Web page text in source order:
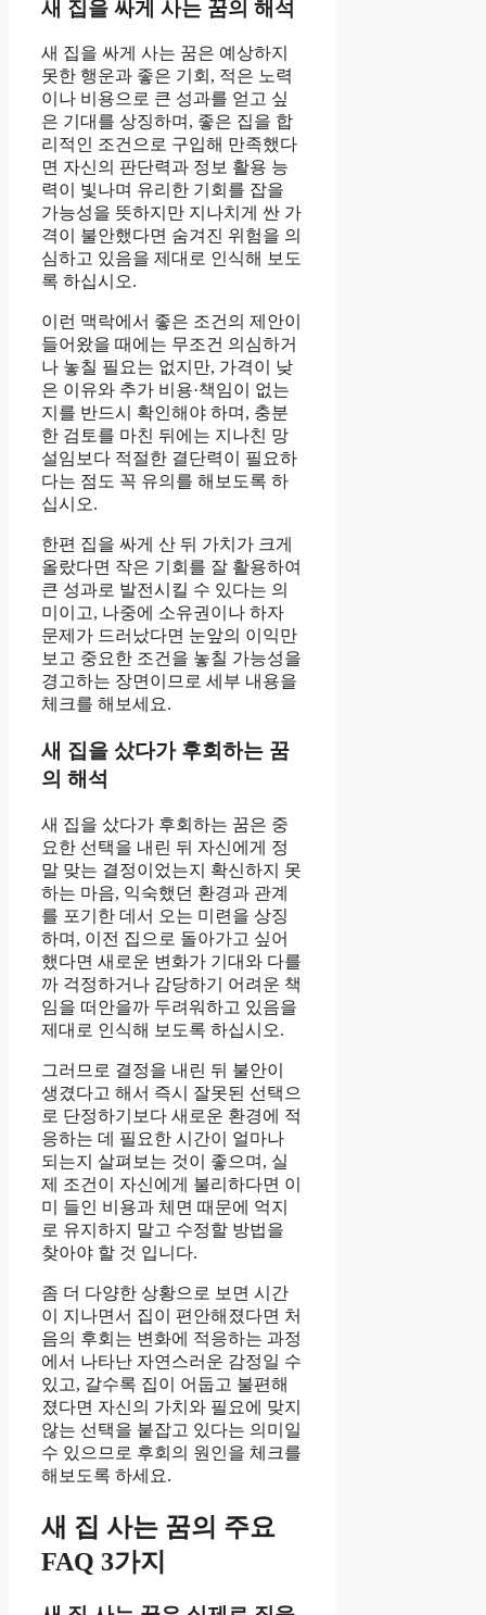
새 집을 싸게 사는 꿈의 해석
새 집을 싸게 사는 꿈은 예상하지
못한 행운과 좋은 기회, 적은 노력
이나 비용으로 큰 성과를 얻고 싶
은 기대를 상징하며, 좋은 집을 합
리적인 조건으로 구입해 만족했다
면 자신의 판단력과 정보 활용 능
력이 빛나며 유리한 기회를 잡을
가능성을 뜻하지만 지나치게 싼 가
격이 불안했다면 숨겨진 위험을 의
심하고 있음을 제대로 인식해 보도
록 하십시오.
이런 맥락에서 좋은 조건의 제안이
들어왔을 때에는 무조건 의심하거
나 놓칠 필요는 없지만, 가격이 낮
은 이유와 추가 비용·책임이 없는
지를 반드시 확인해야 하며, 충분
한 검토를 마친 뒤에는 지나친 망
설임보다 적절한 결단력이 필요하
다는 점도 꼭 유의를 해보도록 하
십시오.
한편 집을 싸게 산 뒤 가치가 크게
올랐다면 작은 기회를 잘 활용하여
큰 성과로 발전시킬 수 있다는 의
미이고, 나중에 소유권이나 하자
문제가 드러났다면 눈앞의 이익만
보고 중요한 조건을 놓칠 가능성을
경고하는 장면이므로 세부 내용을
체크를 해보세요.
새 집을 샀다가 후회하는 꿈
의 해석
새 집을 샀다가 후회하는 꿈은 중
요한 선택을 내린 뒤 자신에게 정
말 맞는 결정이었는지 확신하지 못
하는 마음, 익숙했던 환경과 관계
를 포기한 데서 오는 미련을 상징
하며, 이전 집으로 돌아가고 싶어
했다면 새로운 변화가 기대와 다를
까 걱정하거나 감당하기 어려운 책
임을 떠안을까 두려워하고 있음을
제대로 인식해 보도록 하십시오.
그러므로 결정을 내린 뒤 불안이
생겼다고 해서 즉시 잘못된 선택으
로 단정하기보다 새로운 환경에 적
응하는 데 필요한 시간이 얼마나
되는지 살펴보는 것이 좋으며, 실
제 조건이 자신에게 불리하다면 이
미 들인 비용과 체면 때문에 억지
로 유지하지 말고 수정할 방법을
찾아야 할 것 입니다.
좀 더 다양한 상황으로 보면 시간
이 지나면서 집이 편안해졌다면 처
음의 후회는 변화에 적응하는 과정
에서 나타난 자연스러운 감정일 수
있고, 갈수록 집이 어둡고 불편해
졌다면 자신의 가치와 필요에 맞지
않는 선택을 붙잡고 있다는 의미일
수 있으므로 후회의 원인을 체크를
해보도록 하세요.
새 집 사는 꿈의 주요
FAQ 3가지